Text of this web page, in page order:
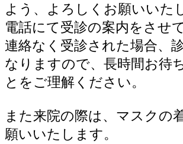
よう、よろしくお願いいた
電話にて受診の案内をさせ
連絡なく受診された場合、
なりますので、長時間お待
とをご理解ください。
また来院の際は、マスクの
願いいたします。